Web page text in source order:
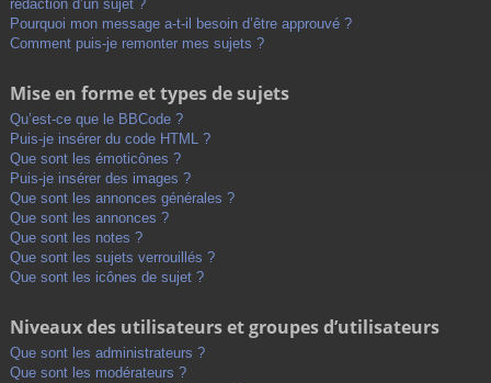
rédaction d’un sujet ?
Pourquoi mon message a-t-il besoin d’être approuvé ?
Comment puis-je remonter mes sujets ?
Mise en forme et types de sujets
Qu’est-ce que le BBCode ?
Puis-je insérer du code HTML ?
Que sont les émoticônes ?
Puis-je insérer des images ?
Que sont les annonces générales ?
Que sont les annonces ?
Que sont les notes ?
Que sont les sujets verrouillés ?
Que sont les icônes de sujet ?
Niveaux des utilisateurs et groupes d’utilisateurs
Que sont les administrateurs ?
Que sont les modérateurs ?